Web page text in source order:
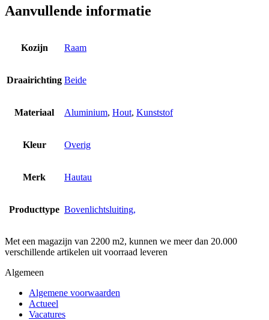
Aanvullende informatie
Kozijn Raam
Draairichting Beide
Materiaal Aluminium, Hout, Kunststof
Kleur Overig
Merk Hautau
Producttype Bovenlichtsluiting,
Met een magazijn van 2200 m2, kunnen we meer dan 20.000
verschillende artikelen uit voorraad leveren
Algemeen
Algemene voorwaarden
Actueel
Vacatures